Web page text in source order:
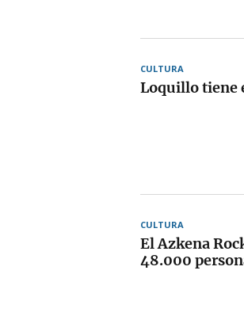
CULTURA
Loquillo tiene
CULTURA
El Azkena
48.000